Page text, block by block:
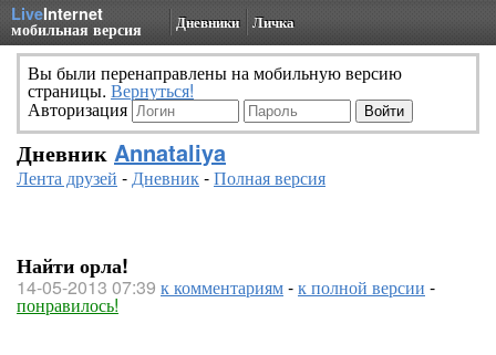
LiveInternet
мобильная версия Дневники Личка
Вы были перенаправлены на мобильную версию
страницы. Вернуться!
Авторизация
Дневник Annataliya
Лента друзей -Дневник-Полная версия
Найти орла!
14-05-2013 07:39 к комментариям-к полной версии -
понравилось!